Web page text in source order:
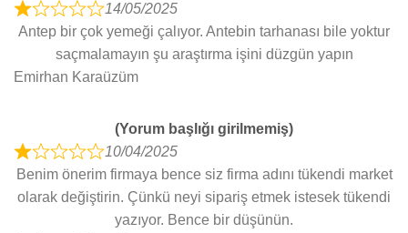
u
t
o
f
R
a
t
e
o
u
t
14/05/2025
Antep bir çok yemeği çalıyor. Antebin tarhanası bile yoktur
saçmalamayın şu araştırma işini düzgün yapın
Emirhan Karaüzüm
(Yorum başlığı girilmemiş)
R
a
10/04/2025
Benim önerim firmaya bence siz firma adını tükendi market
olarak değiştirin. Çünkü neyi sipariş etmek istesek tükendi
yazıyor. Bence bir düşünün.